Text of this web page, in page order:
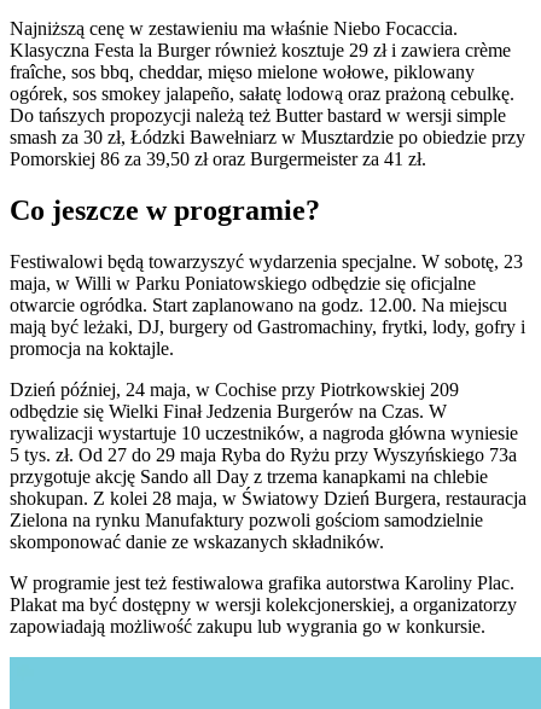
Najniższą cenę w zestawieniu ma właśnie Niebo Focaccia.
Klasyczna Festa la Burger również kosztuje 29 zł i zawiera crème
fraîche, sos bbq, cheddar, mięso mielone wołowe, piklowany
ogórek, sos smokey jalapeño, sałatę lodową oraz prażoną cebulkę.
Do tańszych propozycji należą też Butter bastard w wersji simple
smash za 30 zł, Łódzki Bawełniarz w Musztardzie po obiedzie przy
Pomorskiej 86 za 39,50 zł oraz Burgermeister za 41 zł.
Co jeszcze w programie?
Festiwalowi będą towarzyszyć wydarzenia specjalne. W sobotę, 23
maja, w Willi w Parku Poniatowskiego odbędzie się oficjalne
otwarcie ogródka. Start zaplanowano na godz. 12.00. Na miejscu
mają być leżaki, DJ, burgery od Gastromachiny, frytki, lody, gofry i
promocja na koktajle.
Dzień później, 24 maja, w Cochise przy Piotrkowskiej 209
odbędzie się Wielki Finał Jedzenia Burgerów na Czas. W
rywalizacji wystartuje 10 uczestników, a nagroda główna wyniesie
5 tys. zł. Od 27 do 29 maja Ryba do Ryżu przy Wyszyńskiego 73a
przygotuje akcję Sando all Day z trzema kanapkami na chlebie
shokupan. Z kolei 28 maja, w Światowy Dzień Burgera, restauracja
Zielona na rynku Manufaktury pozwoli gościom samodzielnie
skomponować danie ze wskazanych składników.
W programie jest też festiwalowa grafika autorstwa Karoliny Plac.
Plakat ma być dostępny w wersji kolekcjonerskiej, a organizatorzy
zapowiadają możliwość zakupu lub wygrania go w konkursie.